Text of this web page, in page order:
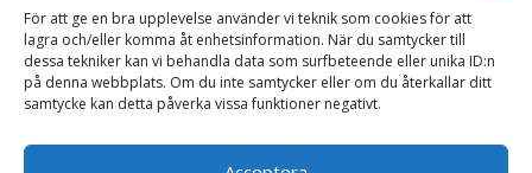
För att ge en bra upplevelse använder vi teknik som cookies för att
lagra och/eller komma åt enhetsinformation. När du samtycker till
dessa tekniker kan vi behandla data som surfbeteende eller unika ID:n
på denna webbplats. Om du inte samtycker eller om du återkallar ditt
samtycke kan detta påverka vissa funktioner negativt.